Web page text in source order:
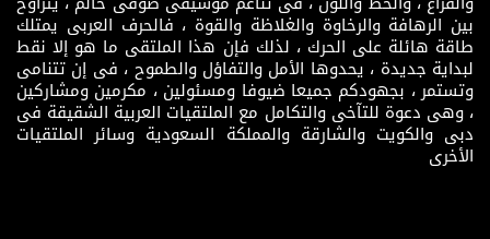
بين الرهافة والرخاوة والغلاظة والقوة ، فالحرف العربى يمتلك
طاقة هائلة على الحرك ، لذلك فإن هذا الملتقى ما هو إلا نقط
لبداية جديدة ، يحدوها الأمل والتفاؤل والطموح ، فى إن تتنامى
وتستمر ، بجهودكم جميعا ضيوفا ومسئولين ، مكرمين ومشاركين
، وهى دعوة للتآخى والتكامل مع الملتقيات العربية الشقيقة فى
دبى والكويت والشارقة والمملكة السعودية وسائر الملتقيات
الأخرى